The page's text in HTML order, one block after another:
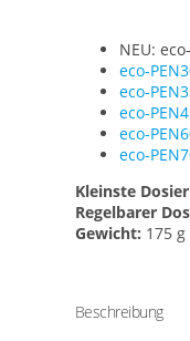
NEU:
eco-
eco-
eco-
eco-
eco-
Kleinste
Regelbarer
Gewicht: 175
Beschreibung